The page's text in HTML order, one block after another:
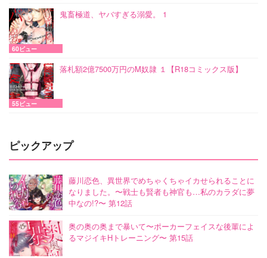
鬼畜極道、ヤバすぎる溺愛。 1
60ビュー
落札額2億7500万円のM奴隷 １【R18コミックス版】
55ビュー
ピックアップ
藤川恋色、異世界でめちゃくちゃイカせられることに
なりました。〜戦士も賢者も神官も…私のカラダに夢
中なの!?〜 第12話
奥の奥の奥まで暴いて〜ポーカーフェイスな後輩によ
るマジイキHトレーニング〜 第15話